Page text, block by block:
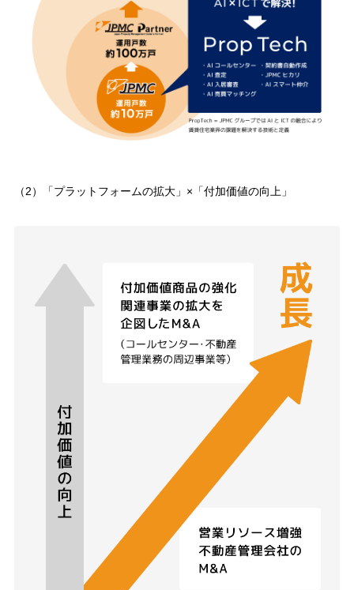
（2）「プラットフォームの拡大」×「付加価値の向上」